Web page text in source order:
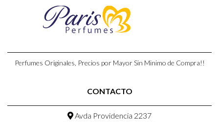
Perfumes Originales, Precios por Mayor Sin Minimo de Compra!!
CONTACTO
Avda Providencia 2237